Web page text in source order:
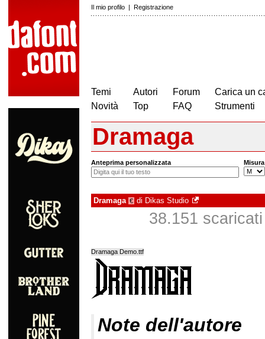
Il mio profilo | Registrazione
Temi
Novità
Autori
Top
Forum
FAQ
Carica un
Strumenti
Dramaga
Anteprima personalizzata Misura
Dramaga € di Dikas Studio
38.151
Dramaga Demo.ttf
Note dell'autore